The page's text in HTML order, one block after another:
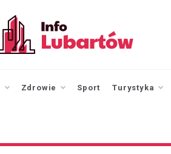
Zdrowie Sport Turystyka